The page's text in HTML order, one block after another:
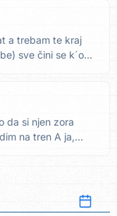
a trebam te kraj
sve čini se k´o...
da si njen zora
na tren A ja,...